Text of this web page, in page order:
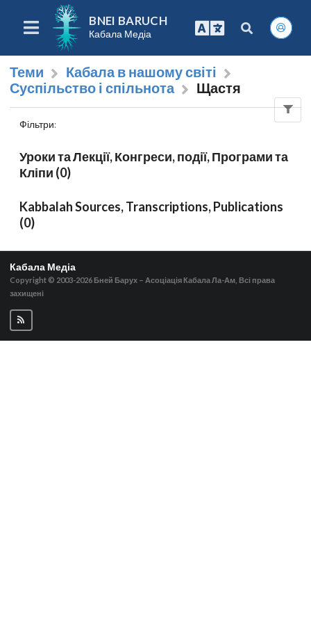
BNEI BARUCH
Кабала Медіа
Теми
Кабала в нашому світі
Суспільство і спільнота
Щастя
Фільтри:
Уроки та Лекції, Конгреси, події, Програми та
Кліпи (0)
Kabbalah Sources, Transcriptions, Publications
(0)
Кабала Медіа
Copyright © 2003-2026 Бней Барух – Асоціація Кабала Ла-Ам, Всі права
захищені